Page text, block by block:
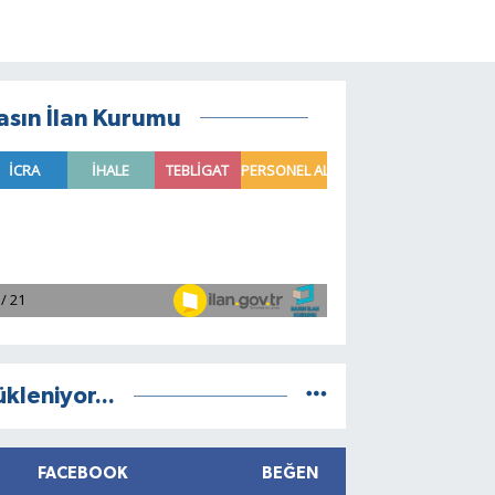
İlan Kurumu
FACEBOOK BEĞEN